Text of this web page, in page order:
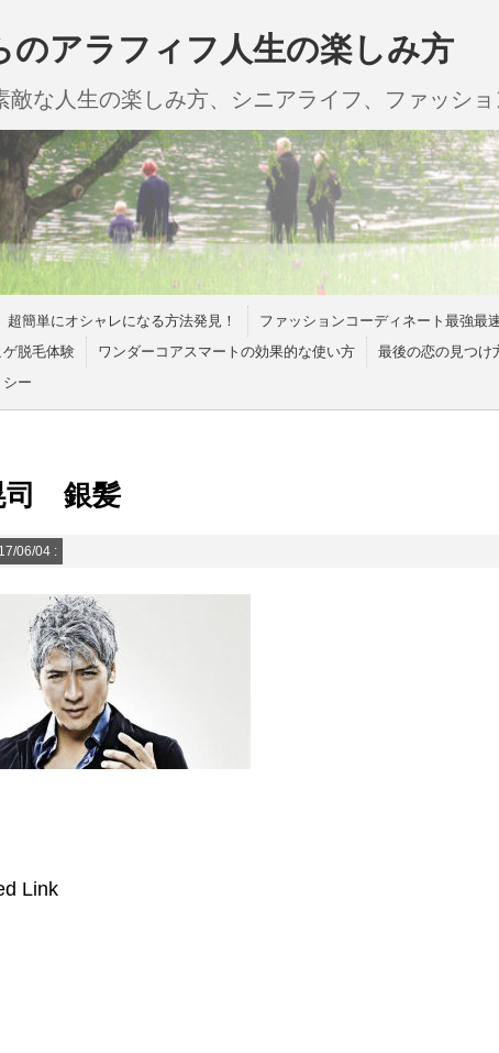
のアラフィフ人生の楽しみ方
敵な人生の楽しみ方、シニアライフ、ファッショ
超簡単にオシャレになる方法発見！ ファッションコーディネート最強最
ゲ脱毛体験
ワンダーコアスマートの効果的な使い方 最後の恋の見つけ
ー
司 銀髪
06/04 :
Link